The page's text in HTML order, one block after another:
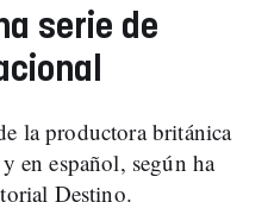
serie de
la productora británica
en español, según ha
Destino.